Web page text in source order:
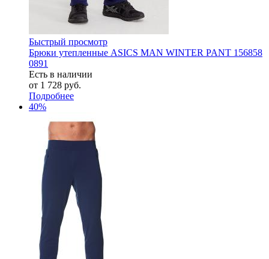
Быстрый просмотр
Брюки утепленные ASICS MAN WINTER PANT 156858
0891
Есть в наличии
от 1 728 руб.
Подробнее
40%